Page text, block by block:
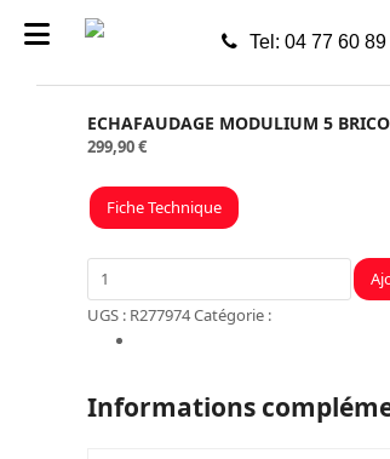
Tel: 04 77 60
ECHAFAUDAGE MODULIUM 5
299,90€
Fiche Technique
quantité
de
ECHAFAUDAGE
MODULIUM
BRICO
-
UGS : R277974Catégorie :
Informations